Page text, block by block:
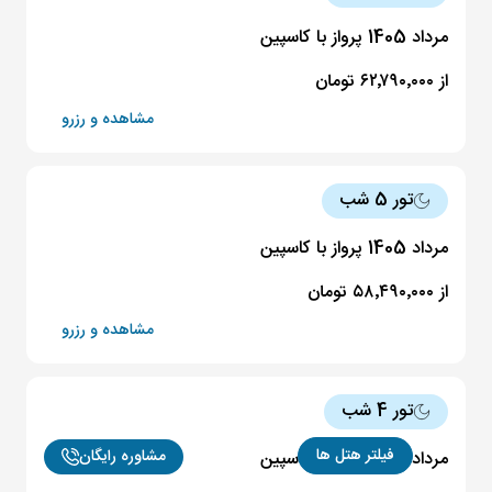
فیلتر هتل ها
مرداد 1405 پرواز با کاسپین
از ۶۲٬۷۹۰٬۰۰۰ تومان
مشاهده و رزرو
تور 5 شب
مرداد 1405 پرواز با کاسپین
از ۵۸٬۴۹۰٬۰۰۰ تومان
مشاهده و رزرو
تور 4 شب
مرداد 1405 پرواز با کاسپین
مشاوره رایگان